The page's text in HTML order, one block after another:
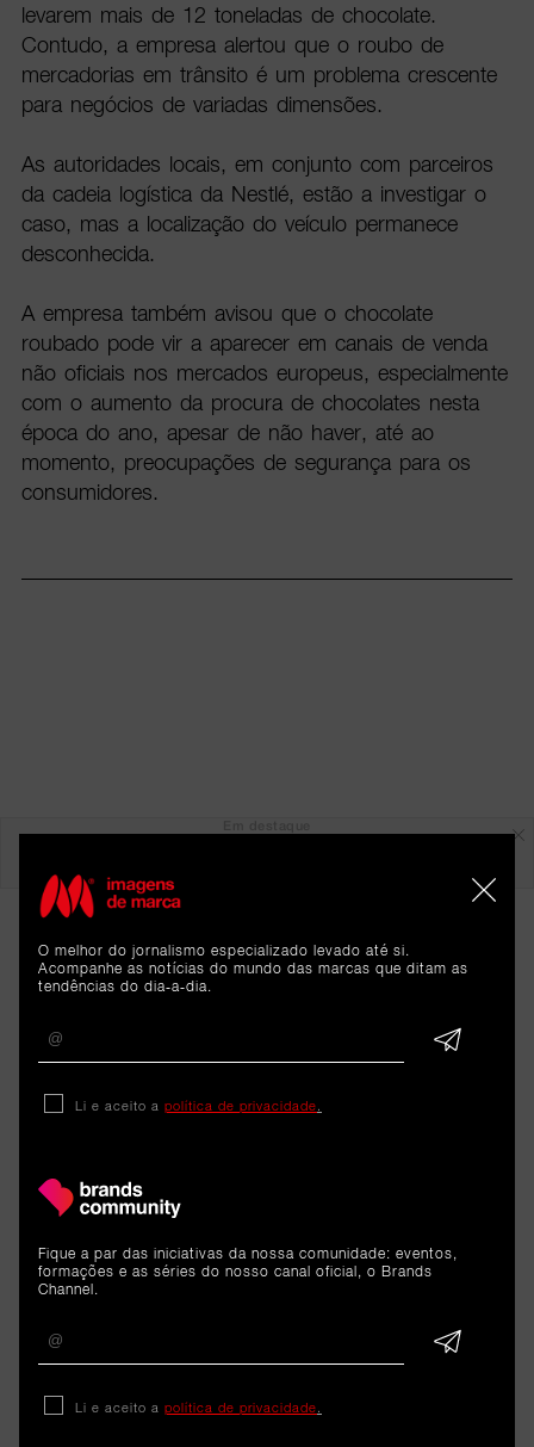
levarem mais de 12 toneladas de chocolate.
Contudo, a empresa alertou que o roubo de
mercadorias em trânsito é um problema crescente
para negócios de variadas dimensões.
As autoridades locais, em conjunto com parceiros
da cadeia logística da Nestlé, estão a investigar o
caso, mas a localização do veículo permanece
desconhecida.
A empresa também avisou que o chocolate
roubado pode vir a aparecer em canais de venda
não oficiais nos mercados europeus, especialmente
com o aumento da procura de chocolates nesta
época do ano, apesar de não haver, até ao
momento, preocupações de segurança para os
consumidores.
RELACIONADOS
Análise
Hailey Bieber definiu meta de
mil milhões de dólares para
vender a Rhode - e conseguiu.
O melhor do jornalismo especializado levado até si.
Acompanhe as notícias do mundo das marcas que ditam as
tendências do dia-a-dia.
Li e aceito a política de privacidade
Fique a par das iniciativas da nossa comunidade: eventos,
formações e as séries do nosso canal oficial, o Brands
Channel.
Li e aceito a política de privacidade